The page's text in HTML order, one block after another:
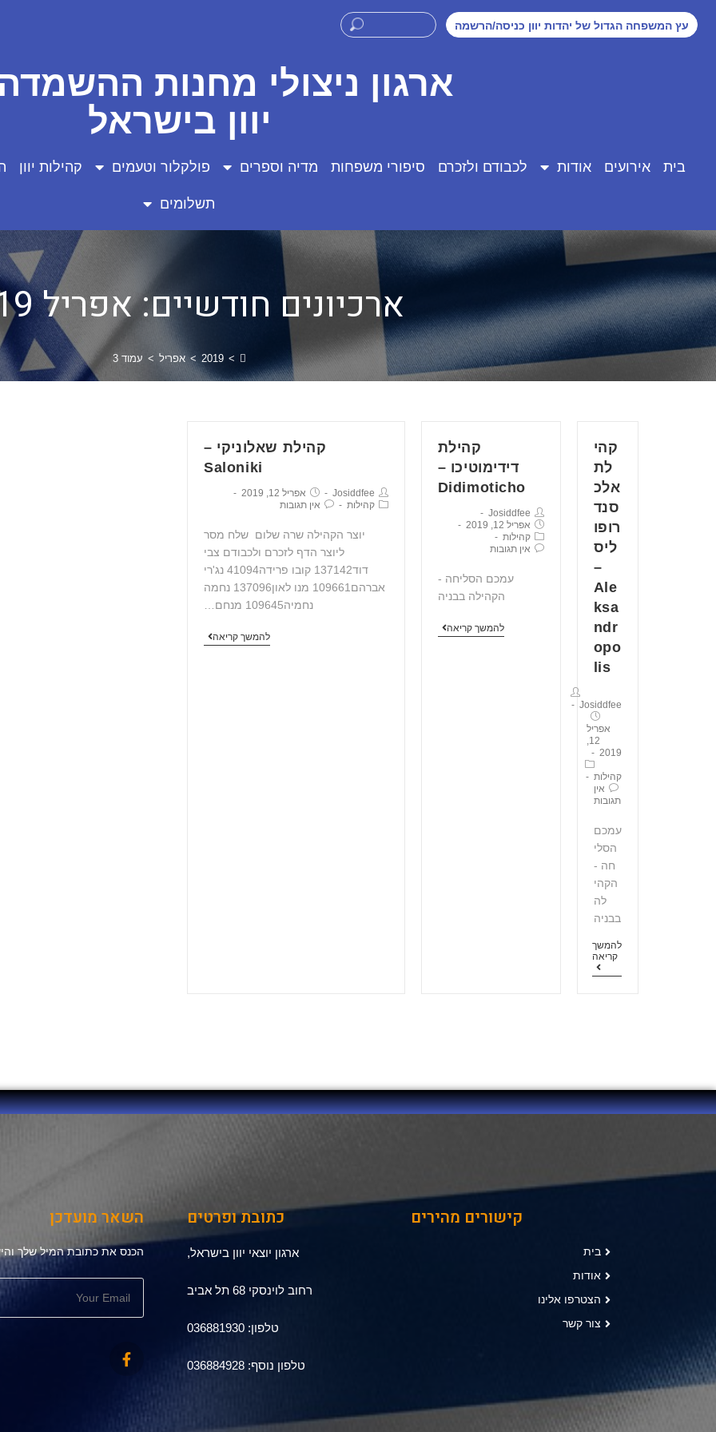
עץ המשפחה הגדול של יהדות יוון כניסה/הרשמה
ארגון ניצולי מחנות ההשמדה
יוון בישראל
בית אירועים אודות לכבודם ולזכרם סיפורי משפחות מדיה וספרים פולקלור וטעמים קהילות יוון
תשלומים
ארכיונים חודשיים: אפריל 2019
>
2019
> אפריל > עמוד 3
קהי
לת
אלכ
סנד
רופו
ליס
–
Ale
ksa
ndr
opo
lis
Josiddfee
אפריל
12,
2019
קהילות
אין
תגובות
עמכם
הסלי
חה -
הקהי
לה
בבניה
להמשך
קריאה
קהילת
דידימוטיכו –
Didimoticho
Josiddfee
אפריל 12, 2019
קהילות
אין תגובות
עמכם הסליחה -
הקהילה בבניה
להמשך קריאה
קהילת שאלוניקי –
Saloniki
Josiddfee
אפריל 12, 2019
קהילות
אין תגובות
יוצר הקהילה שרה שלום שלח מסר
ליוצר הדף לזכרם ולכבודם צבי
דוד137142 קובו פרידה41094 נג'רי
אברהם109661 מנו לאון137096 נחמה
נחמיה109645 מנחם…
להמשך קריאה
קישורים מהירים
בית
אודות
הצטרפו אלינו
צור קשר
כתובת ופרטים
ארגון יוצאי יוון בישראל,
רחוב לוינסקי 68 תל אביב
טלפון: 036881930
טלפון נוסף: 036884928
השאר מועדכן
הכנס את כתובת המיל שלך